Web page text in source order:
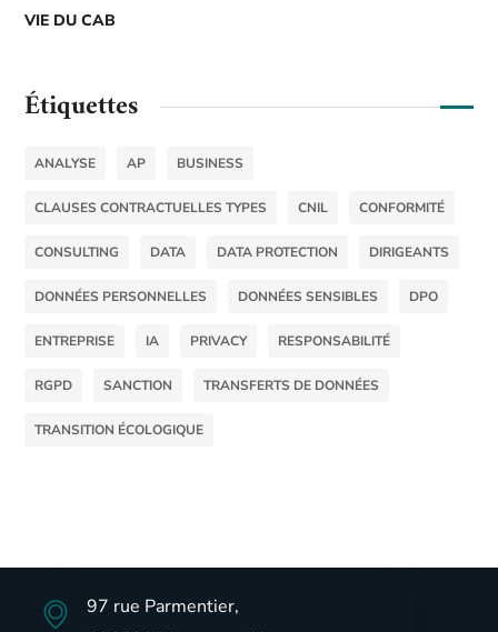
VIE DU CAB
Étiquettes
ANALYSE AP BUSINESS
CLAUSES CONTRACTUELLES TYPES CNIL CONFORMITÉ
CONSULTING DATA DATA PROTECTION DIRIGEANTS
DONNÉES PERSONNELLES DONNÉES SENSIBLES DPO
ENTREPRISE IA PRIVACY RESPONSABILITÉ
RGPD SANCTION TRANSFERTS DE DONNÉES
TRANSITION ÉCOLOGIQUE
97 rue Parmentier,